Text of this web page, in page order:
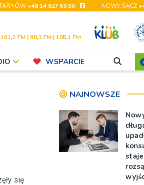
+48 14 627 50 50 NOWY SĄCZ
FM | 88,3 FM | 105,1 FM
WSPARCIE
się
NAJNOWSZE